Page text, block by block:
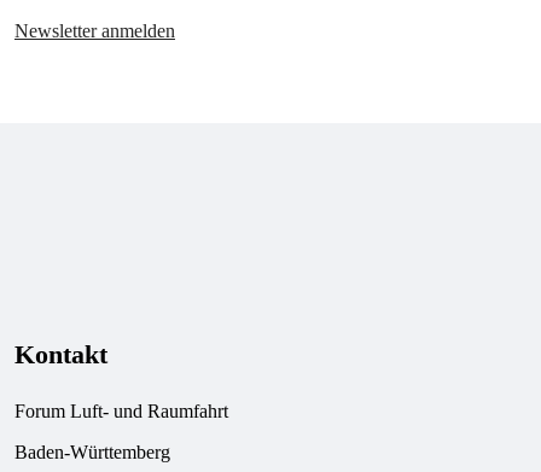
Newsletter anmelden
Kontakt
Forum Luft- und Raumfahrt
Baden-Württemberg